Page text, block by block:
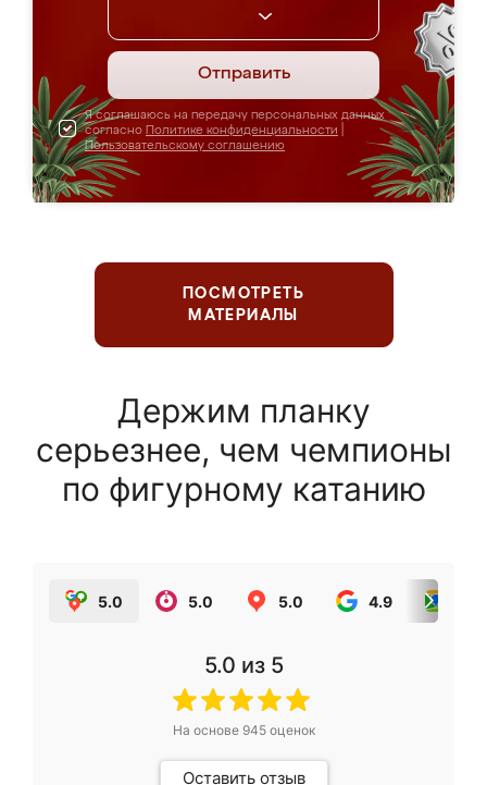
Отправить
Я соглашаюсь на передачу персональных данных
согласно Политике конфиденциальности
Пользовательскому соглашению
ПОСМОТРЕТЬ
МАТЕРИАЛЫ
Держим планку
серьезнее, чем чемпионы
по фигурному катанию
5.0 5.0 5.0 4.9
5.0 из 5
На основе 945оценок
Оставить отзыв